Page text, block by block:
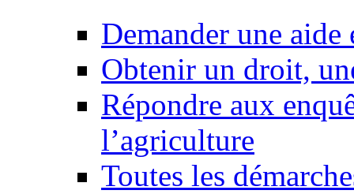
Demander une aide
Obtenir un droit,
Répondre aux
l’agriculture
Toutes les